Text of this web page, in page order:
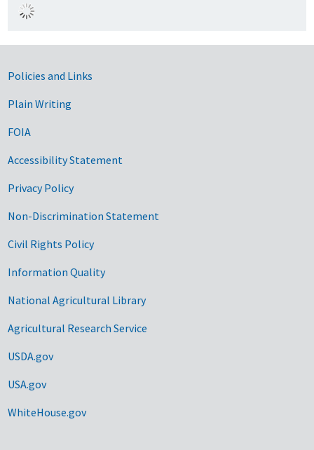
Government Links
Policies and Links
Plain Writing
FOIA
Accessibility Statement
Privacy Policy
Non-Discrimination Statement
Civil Rights Policy
Information Quality
National Agricultural Library
Agricultural Research Service
USDA.gov
USA.gov
WhiteHouse.gov